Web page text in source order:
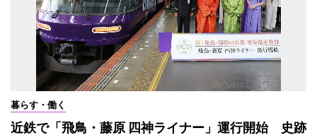
暮らす・働く
近鉄で「飛鳥・藤原 四神ライナー」運行開始 史跡